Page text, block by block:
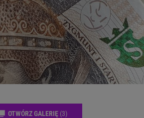
OTWÓRZ GALERIĘ (3)